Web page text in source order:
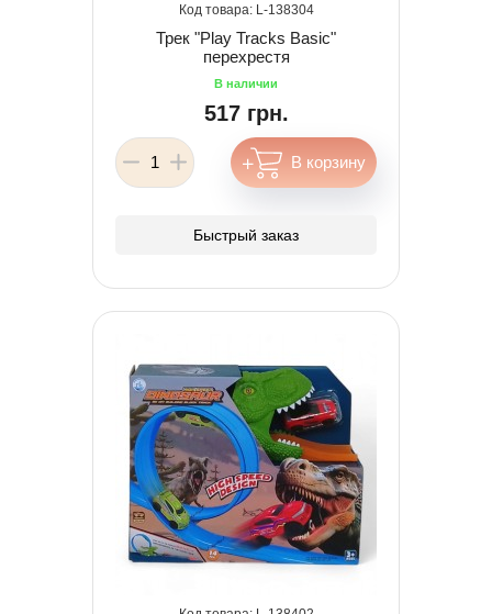
138304
Трек "Play Tracks Basic"
перехрестя
517 грн.
Быстрый заказ